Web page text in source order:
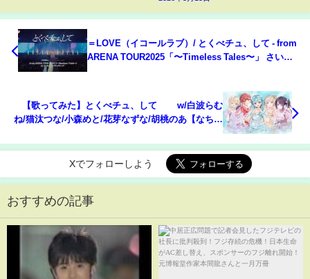
＝LOVE（イコールラブ）/ とくべチュ、して - from
ARENA TOUR2025「〜Timeless Tales〜」 さいた
【歌ってみた】とくべチュ、して w/白波らむ
ね/猫汰つな/小森めと/花芽なずな/胡桃のあ【なちゅ
Xでフォローしよう
おすすめの記事